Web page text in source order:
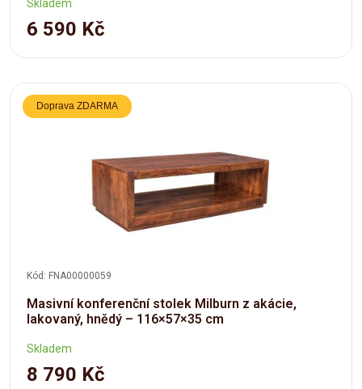
Skladem
6 590 Kč
Doprava ZDARMA
Kód: FNA00000059
Masivní konferenční stolek Milburn z akácie,
lakovaný, hnědý – 116×57×35 cm
Skladem
8 790 Kč